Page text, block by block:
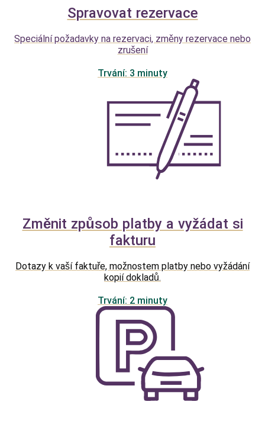
Spravovat rezervace
Speciální požadavky na rezervaci, změny rezervace nebo
zrušení
Trvání: 3 minuty
Změnit způsob platby a vyžádat si
fakturu
Dotazy k vaší faktuře, možnostem platby nebo vyžádání
kopií dokladů.
Trvání: 2 minuty